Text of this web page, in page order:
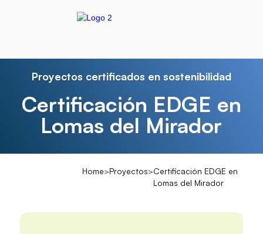
Proyectos certificados en sostenibilidad
Certificación EDGE en
Lomas del Mirador
Home>Proyectos>Certificación EDGE en
Lomas del Mirador